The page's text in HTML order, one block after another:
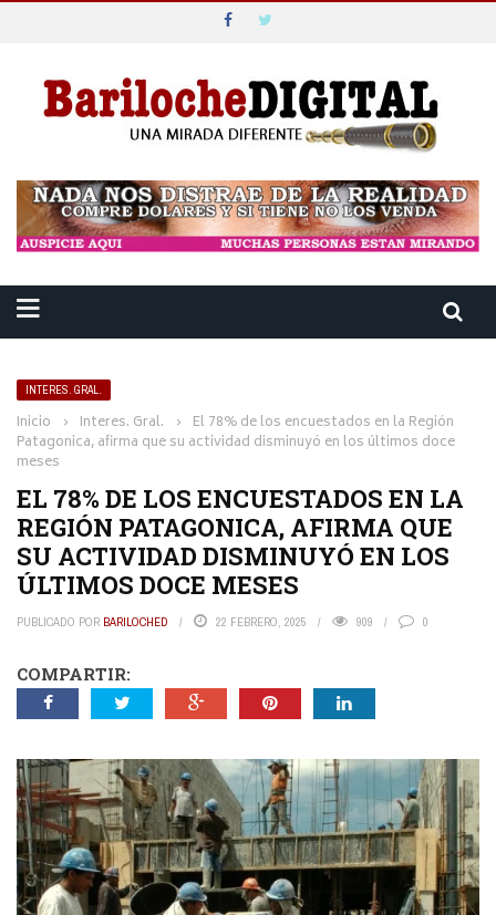
INTERES. GRAL.
Inicio › Interes. Gral. › El 78% de los encuestados en la Región
Patagonica, afirma que su actividad disminuyó en los últimos doce
meses
EL 78% DE LOS ENCUESTADOS EN LA
REGIÓN PATAGONICA, AFIRMA QUE
SU ACTIVIDAD DISMINUYÓ EN LOS
ÚLTIMOS DOCE MESES
PUBLICADO POR BARILOCHED 22 FEBRERO, 2025 909 0
COMPARTIR: